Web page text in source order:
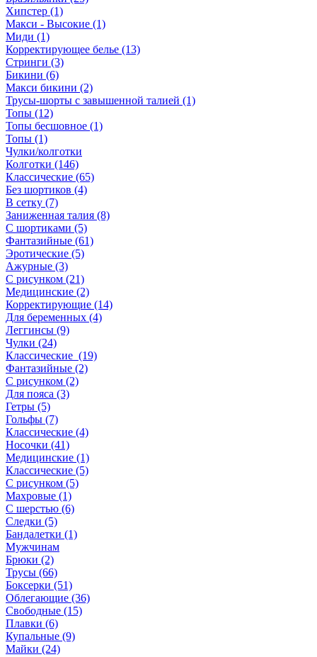
Хипстер (1)
Макси - Высокие (1)
Миди (1)
Корректирующее белье (13)
Стринги (3)
Бикини (6)
Макси бикини (2)
Трусы-шорты с завышенной талией (1)
Топы (12)
Топы бесшовное (1)
Топы (1)
Чулки/колготки
Колготки (146)
Классические (65)
Без шортиков (4)
В сетку (7)
Заниженная талия (8)
C шортиками (5)
Фантазийные (61)
Эротические (5)
Ажурные (3)
С рисунком (21)
Медицинские (2)
Корректирующие (14)
Для беременных (4)
Леггинсы (9)
Чулки (24)
Классические (19)
Фантазийные (2)
С рисунком (2)
Для пояса (3)
Гетры (5)
Гольфы (7)
Классические (4)
Носочки (41)
Медицинские (1)
Классические (5)
С рисунком (5)
Махровые (1)
С шерстью (6)
Следки (5)
Бандалетки (1)
Мужчинам
Брюки (2)
Трусы (66)
Боксерки (51)
Облегающие (36)
Свободные (15)
Плавки (6)
Купальные (9)
Майки (24)